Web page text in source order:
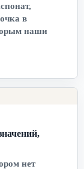
в
наши
нет